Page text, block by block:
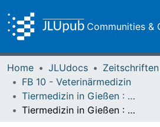
Communities &
Home JLUdocs
Zeitschriften
FB 10 - Veterinärmedizin
Tiermedizin in Gießen : TIG
Tiermedizin in Gießen : TIG 21 (2015) H.2